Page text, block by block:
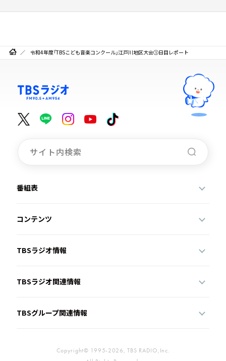
令和4年度「TBSこども音楽コンクール」江戸川地区大会①日目レポート
番組表
コンテンツ
TBSラジオ情報
TBSラジオ関連情報
TBSグループ関連情報
Copyright© 1995-2026, TBS RADIO,Inc.